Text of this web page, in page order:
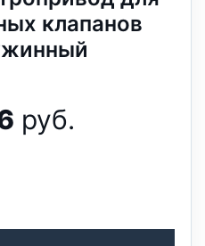
клапанов
руб.